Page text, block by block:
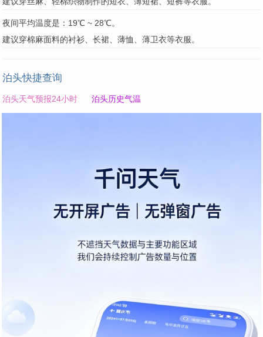
夜间平均温度是：19℃ ~ 28℃。
建议穿棉麻面料的衬衫、长裙、薄恤、薄卫衣等衣服。
泊头快捷查询
泊头天气预报24小时 泊头历史气温